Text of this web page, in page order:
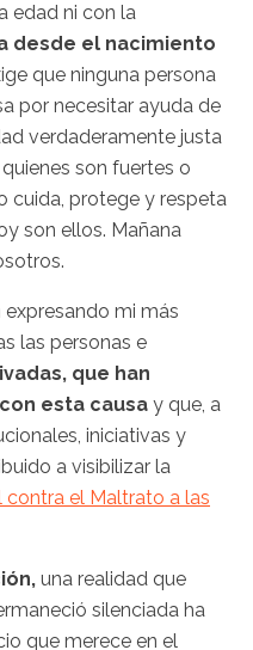
edad ni con la
desde el nacimiento
que ninguna persona
por necesitar ayuda de
verdaderamente justa
son fuertes o
cuida, protege y respeta
son ellos. Mañana
expresando mi más
las personas e
que han
esta causa y que, a
iniciativas y
a visibilizar la
contra el Maltrato a las
una realidad que
silenciada ha
que merece en el